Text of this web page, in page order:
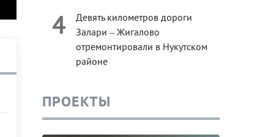
4
Девять километров дороги
Залари – Жигалово
отремонтировали в Нукутском
районе
ПРОЕКТЫ